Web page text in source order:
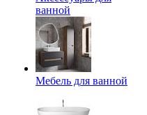
ванной
Мебель для ванной